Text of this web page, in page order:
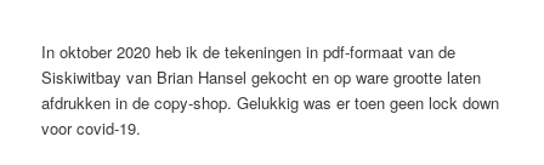
In oktober 2020 heb ik de tekeningen in pdf-formaat van de
Siskiwitbay van Brian Hansel gekocht en op ware grootte laten
afdrukken in de copy-shop. Gelukkig was er toen geen lock down
voor covid-19.